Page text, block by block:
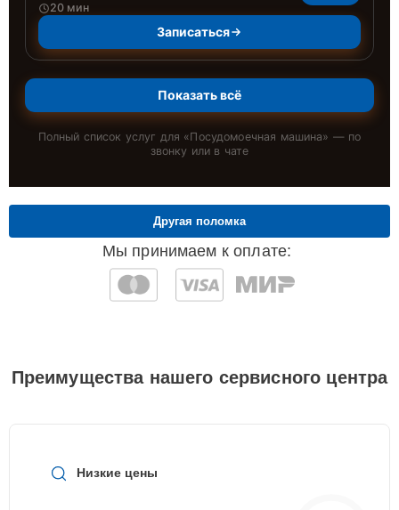
20 мин
Записаться
Показать всё
Полный список услуг для «Посудомоечная машина» — по
звонку или в чате
Мы принимаем к оплате:
Другая поломка
Преимущества нашего сервисного центра
Низкие цены